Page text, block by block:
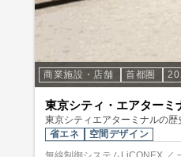
商業施設・店舗 首都圏
東京シティ・エアターミ
東京シティエアターミナルの
省エネ
空間デザイン